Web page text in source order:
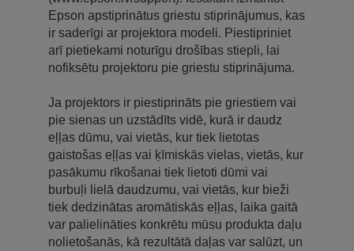
Epson apstiprinātus griestu stiprinājumus, kas
ir saderīgi ar projektora modeli. Piestipriniet
arī pietiekami noturīgu drošības stiepli, lai
nofiksētu projektoru pie griestu stiprinājuma.
Ja projektors ir piestiprināts pie griestiem vai
pie sienas un uzstādīts vidē, kurā ir daudz
eļļas dūmu, vai vietās, kur tiek lietotas
gaistošas eļļas vai ķīmiskās vielas, vietās, kur
pasākumu rīkošanai tiek lietoti dūmi vai
burbuļi lielā daudzumu, vai vietās, kur bieži
tiek dedzinātas aromātiskās eļļas, laika gaitā
var palielināties konkrētu mūsu produkta daļu
nolietošanās, kā rezultātā daļas var salūzt, un